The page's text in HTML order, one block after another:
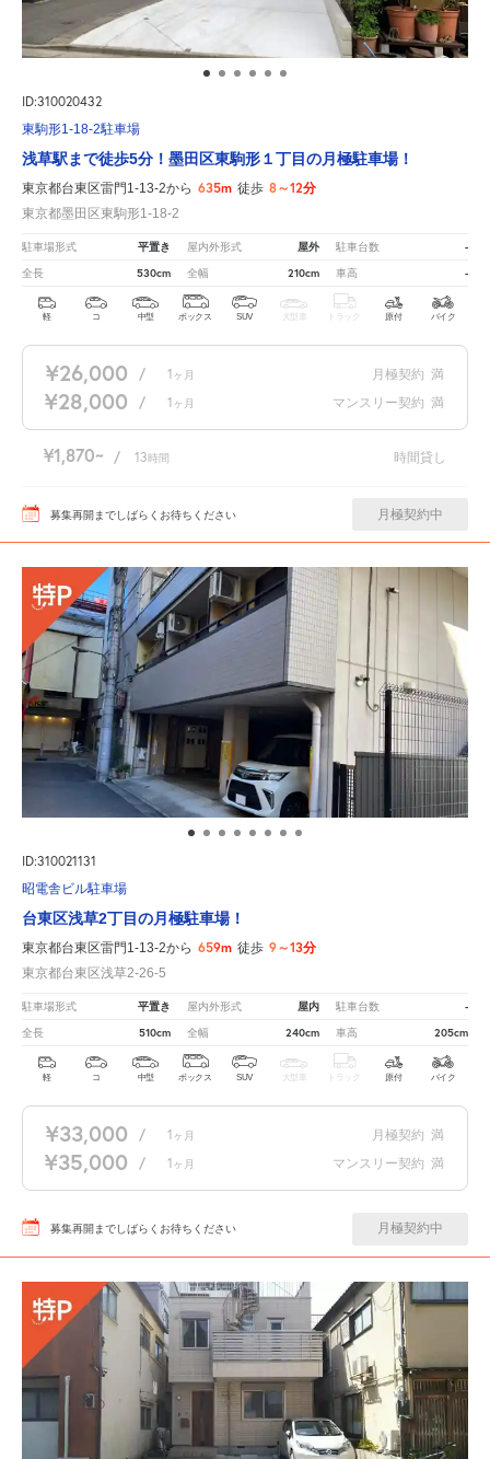
ID:310020432
東駒形1-18-2駐車場
浅草駅まで徒歩5分！墨田区東駒形１丁目の月極駐車場！
東京都台東区雷門1-13-2から 635m 徒歩 8～12分
東京都墨田区東駒形1-18-2
駐車場形式 平置き 屋内外形式 屋外 駐車台数 -
全長 530cm 全幅 210cm 車高 -
軽 コ 中型 ボックス SUV 大型車 トラック 原付 バイク
¥26,000 / 1 ヶ月 月極契約 満
¥28,000 / 1 ヶ月 マンスリー契約 満
¥1,870 / 13時間 時間貸し
募集再開までしばらくお待ちください 月極契約中
ID:310021131
昭電舎ビル駐車場
台東区浅草2丁目の月極駐車場！
東京都台東区雷門1-13-2から 659m 徒歩 9～13分
東京都台東区浅草2-26-5
駐車場形式 平置き 屋内外形式 屋内 駐車台数 -
全長 510cm 全幅 240cm 車高 205cm
軽 コ 中型 ボックス SUV 大型車 トラック 原付 バイク
¥33,000 / 1 ヶ月 月極契約 満
¥35,000 / 1 ヶ月 マンスリー契約 満
募集再開までしばらくお待ちください 月極契約中